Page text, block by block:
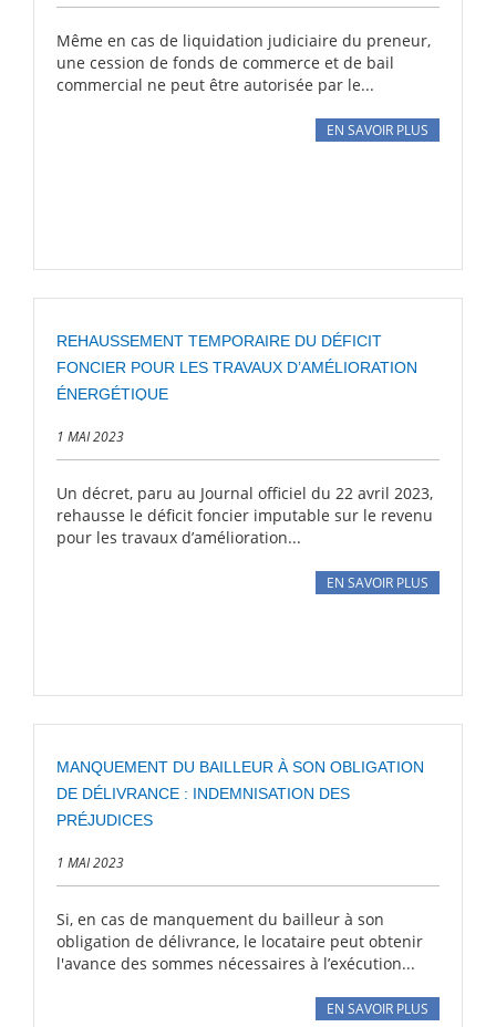
Même en cas de liquidation judiciaire du preneur,
une cession de fonds de commerce et de bail
commercial ne peut être autorisée par le...
EN SAVOIR PLUS
REHAUSSEMENT TEMPORAIRE DU DÉFICIT
FONCIER POUR LES TRAVAUX D’AMÉLIORATION
ÉNERGÉTIQUE
1 MAI 2023
Un décret, paru au Journal officiel du 22 avril 2023,
rehausse le déficit foncier imputable sur le revenu
pour les travaux d’amélioration...
EN SAVOIR PLUS
MANQUEMENT DU BAILLEUR À SON OBLIGATION
DE DÉLIVRANCE : INDEMNISATION DES
PRÉJUDICES
1 MAI 2023
Si, en cas de manquement du bailleur à son
obligation de délivrance, le locataire peut obtenir
l'avance des sommes nécessaires à l’exécution...
EN SAVOIR PLUS